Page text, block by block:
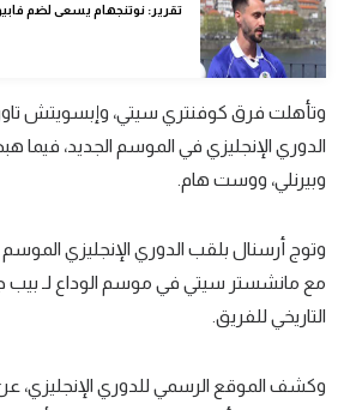
في المونديال
رياضة نسائية
آسيا
أمريكا
أقسام خاصة
Gamers
تقرير: نوتنجهام يسعى لضم
وتأهلت فرق كوفنتري سيتي، وإبسويتش
الدوري الإنجليزي في الموسم الجديد، فيما
وبيرنلي، ووست هام.
وتوج أرسنال بلقب الدوري الإنجليزي
مع مانشستر سيتي في موسم الوداع لـ بيب
التاريخي للفريق.
وكشف الموقع الرسمي للدوري الإنجليزي،